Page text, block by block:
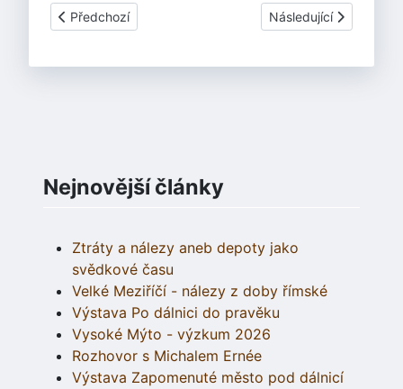
Předchozí článek: Spolupráce s cestovkou Kudrna v roce
Předchozí Další článek: Bardův
Následující
Nejnovější články
Ztráty a nálezy aneb depoty jako
svědkové času
Velké Meziříčí - nálezy z doby římské
Výstava Po dálnici do pravěku
Vysoké Mýto - výzkum 2026
Rozhovor s Michalem Ernée
Výstava Zapomenuté město pod dálnicí